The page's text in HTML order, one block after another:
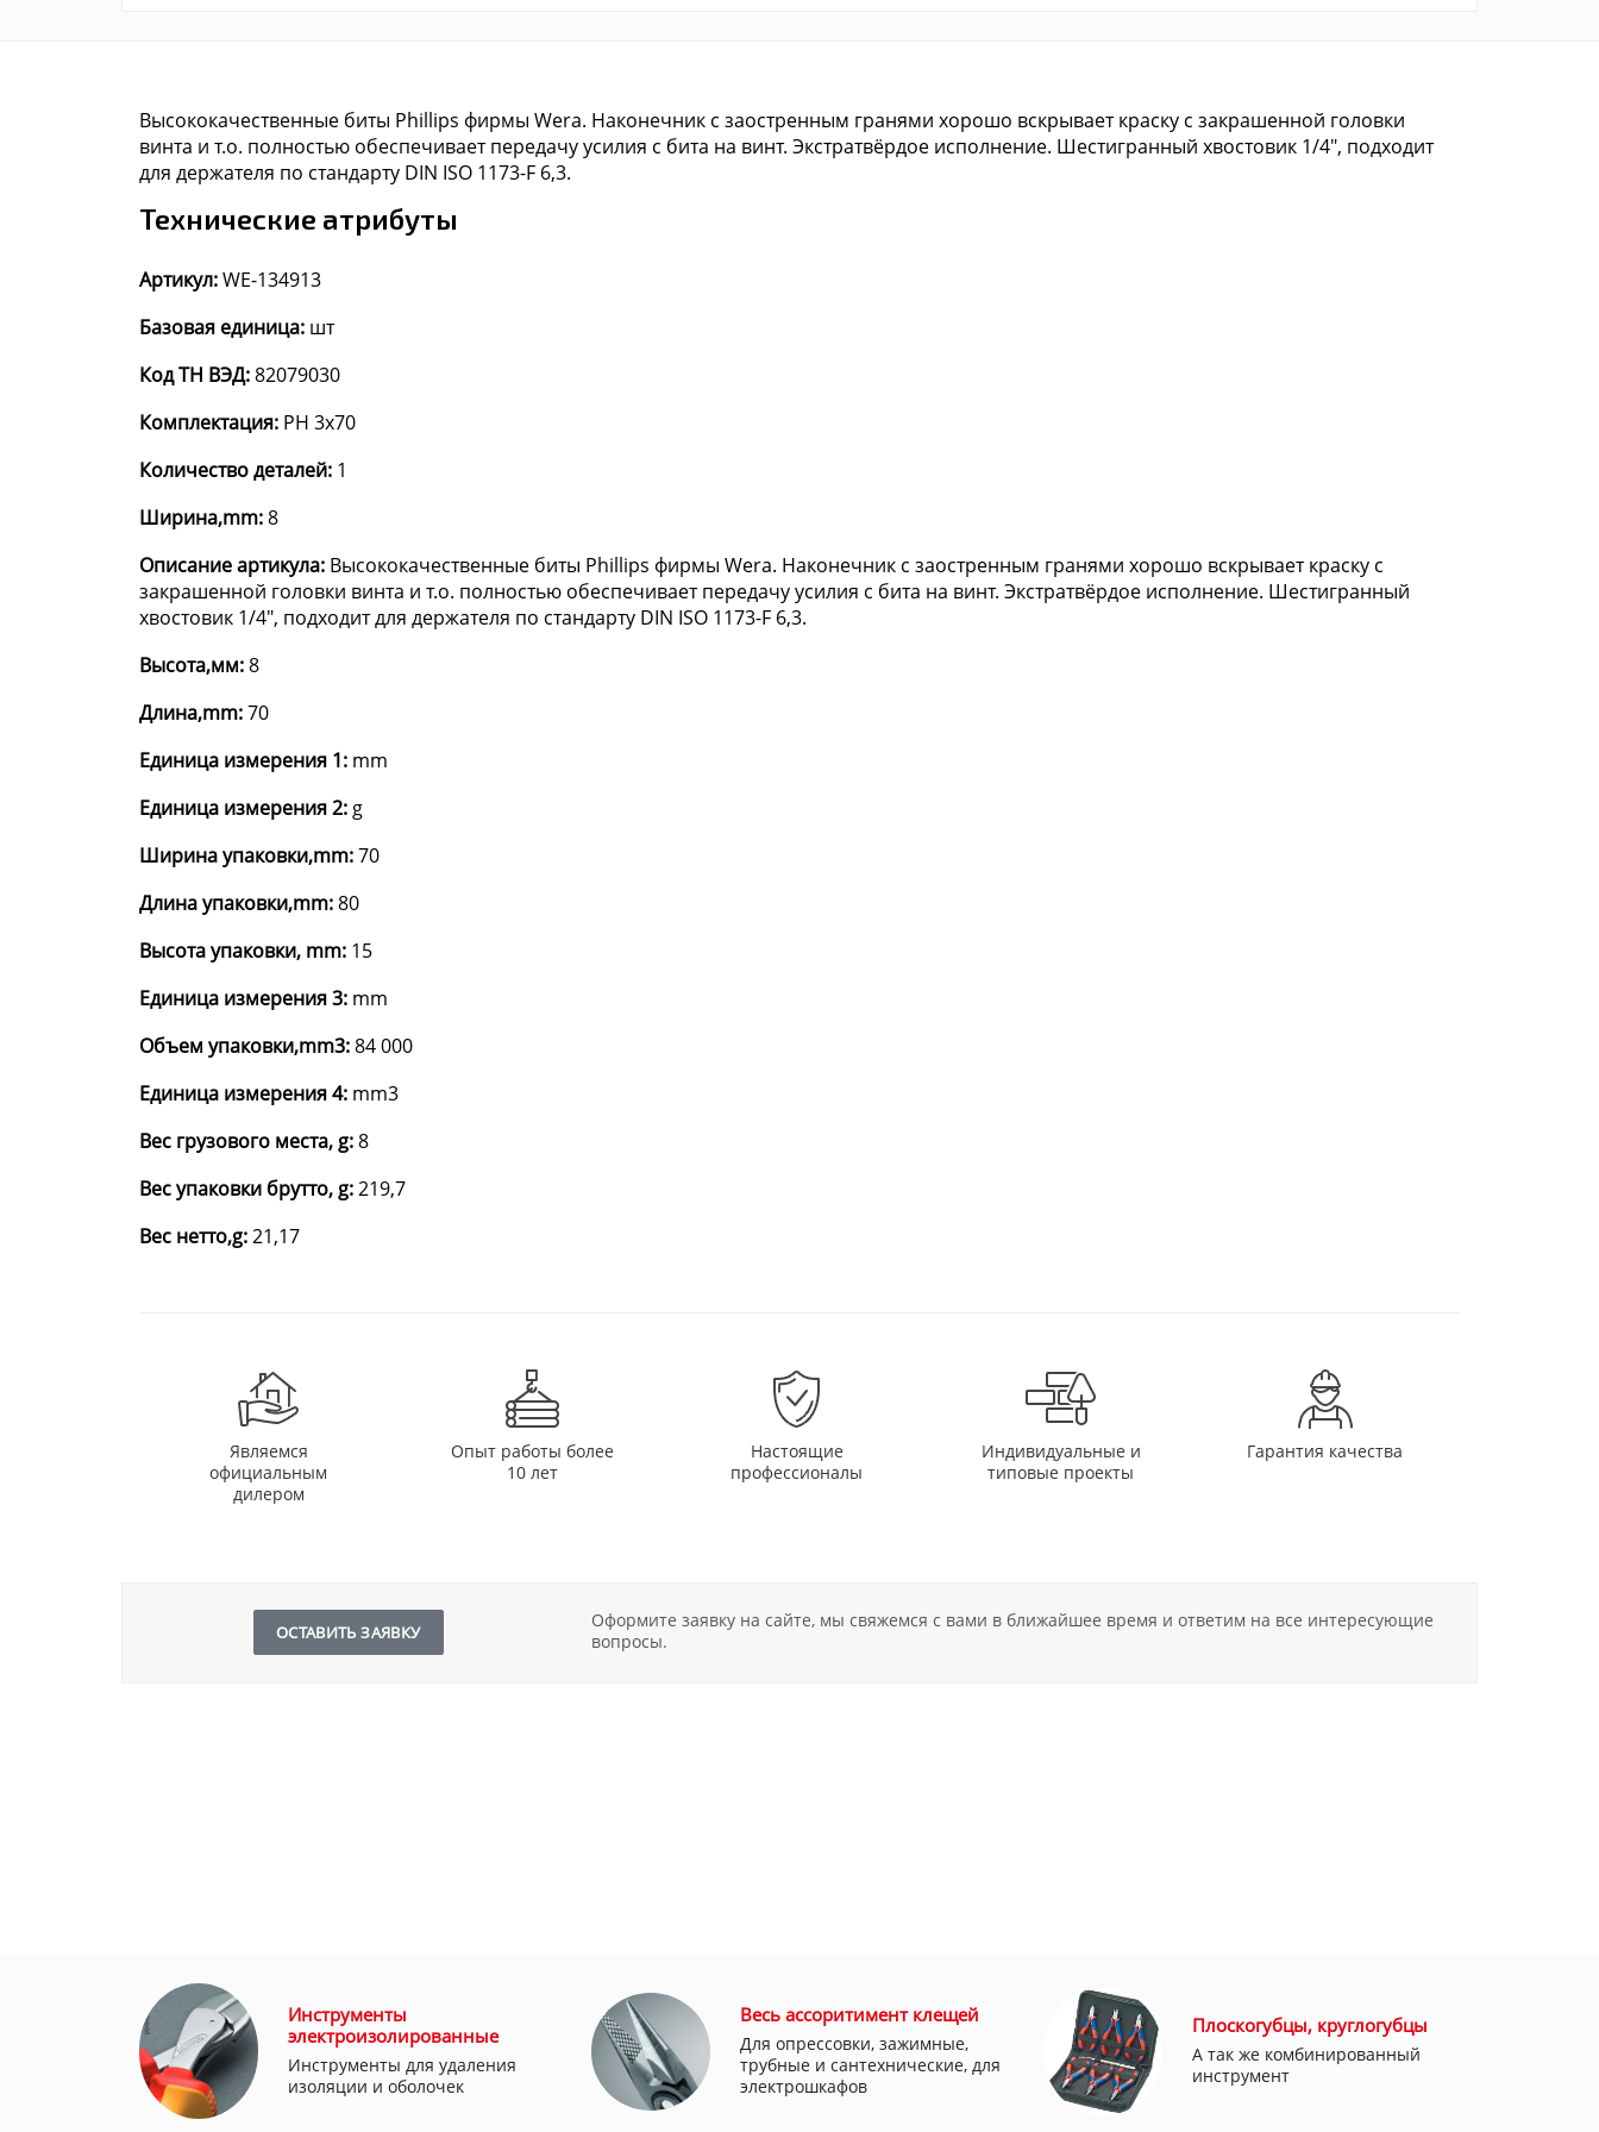
Высококачественные биты Phillips фирмы Wera. Наконечник с заостренным гранями хорошо вскрывает краску с закрашенной головки
винта и т.о. полностью обеспечивает передачу усилия с бита на винт. Экстратвёрдое исполнение. Шестигранный хвостовик 1/4", подходит
для держателя по стандарту DIN ISO 1173-F 6,3.
Технические атрибуты
Артикул:WE-134913
Базовая единица: шт
Код ТН ВЭД:82079030
Комплектация: PH 3x70
Количество деталей: 1
Ширина,mm:8
Описание артикула: Высококачественные биты Phillips фирмы Wera. Наконечник с заостренным гранями хорошо вскрывает краску с
закрашенной головки винта и т.о. полностью обеспечивает передачу усилия с бита на винт. Экстратвёрдое исполнение. Шестигранный
хвостовик 1/4", подходит для держателя по стандарту DIN ISO 1173-F 6,3.
Высота,мм:8
Длина,mm:70
Единица измерения 1: mm
Единица измерения 2: g
Ширина упаковки,mm:70
Длина упаковки,mm:80
Высота упаковки, mm: 15
Единица измерения 3: mm
Объем упаковки,mm3:84 000
Единица измерения 4: mm3
Вес грузового места, g:8
Вес упаковки брутто, g:219,7
Вес нетто,g:21,17
Являемся
официальным
дилером
Опыт работы более
10 лет
Настоящие
профессионалы
Индивидуальные и
типовые проекты
Гарантия качества
ОСТАВИТЬ ЗАЯВКУ
Оформите заявку на сайте, мы свяжемся с вами в ближайшее время и ответим на все интересующие
вопросы.
Инструменты
электроизолированные
Инструменты для удаления
изоляции и оболочек
Весь ассоритимент клещей
Для опрессовки, зажимные,
трубные и сантехнические, для
электрошкафов
Плоскогубцы, круглогубцы
А так же комбинированный
инструмент